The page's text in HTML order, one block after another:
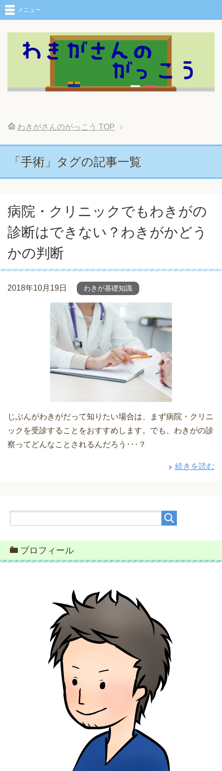
メニュー
わきがさんのがっこう TOP
「手術」タグの記事一覧
病院・クリニックでもわきがの
診断はできない？わきがかどう
かの判断
2018年10月19日 わきが基礎知識
じぶんがわきがだって知りたい場合は、まず病院・クリニ
ックを受診することをおすすめします。でも、わきがの診
察ってどんなことされるんだろう･･･？
続きを読む
プロフィール